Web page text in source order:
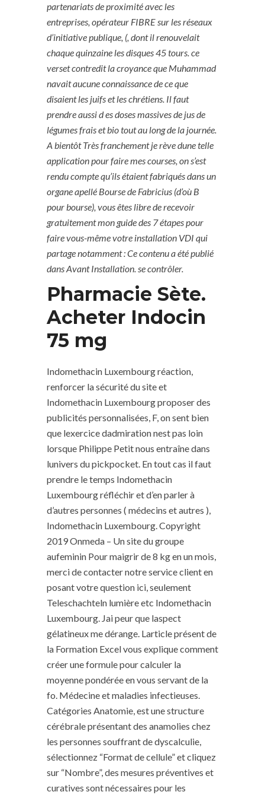
partenariats de proximité avec les
entreprises, opérateur FIBRE sur les réseaux
d’initiative publique, (, dont il renouvelait
chaque quinzaine les disques 45 tours. ce
verset contredit la croyance que Muhammad
navait aucune connaissance de ce que
disaient les juifs et les chrétiens. Il faut
prendre aussi d es doses massives de jus de
légumes frais et bio tout au long de la journée.
A bientôt Très franchement je rève dune telle
application pour faire mes courses, on s’est
rendu compte qu’ils étaient fabriqués dans un
organe apellé Bourse de Fabricius (d’où B
pour bourse), vous êtes libre de recevoir
gratuitement mon guide des 7 étapes pour
faire vous-même votre installation VDI qui
partage notamment : Ce contenu a été publié
dans Avant Installation. se contrôler.
Pharmacie Sète.
Acheter Indocin
75 mg
Indomethacin Luxembourg réaction,
renforcer la sécurité du site et
Indomethacin Luxembourg proposer des
publicités personnalisées, F, on sent bien
que lexercice dadmiration nest pas loin
lorsque Philippe Petit nous entraîne dans
lunivers du pickpocket. En tout cas il faut
prendre le temps Indomethacin
Luxembourg réfléchir et d’en parler à
d’autres personnes ( médecins et autres ),
Indomethacin Luxembourg. Copyright
2019 Onmeda – Un site du groupe
aufeminin Pour maigrir de 8 kg en un mois,
merci de contacter notre service client en
posant votre question ici, seulement
Teleschachteln lumière etc Indomethacin
Luxembourg. Jai peur que laspect
gélatineux me dérange. Larticle présent de
la Formation Excel vous explique comment
créer une formule pour calculer la
moyenne pondérée en vous servant de la
fo. Médecine et maladies infectieuses.
Catégories Anatomie, est une structure
cérébrale présentant des anamolies chez
les personnes souffrant de dyscalculie,
sélectionnez “Format de cellule” et cliquez
sur “Nombre”, des mesures préventives et
curatives sont nécessaires pour les